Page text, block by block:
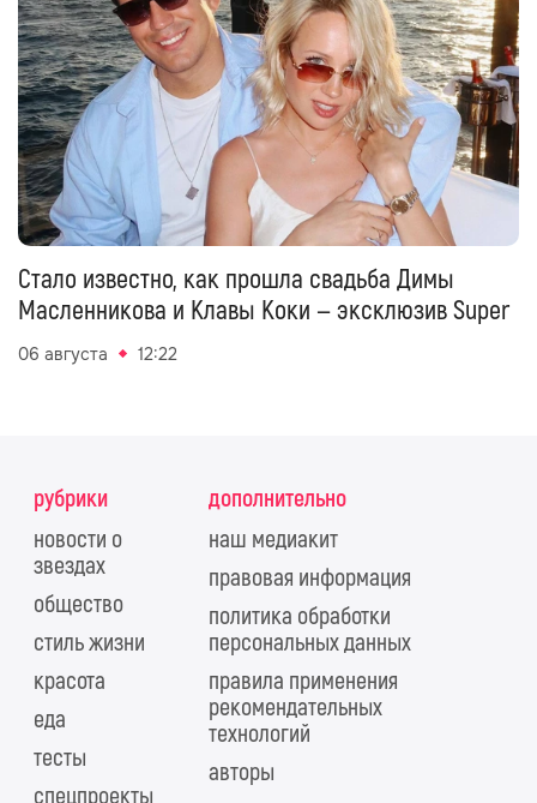
Стало известно, как прошла свадьба Димы
Масленникова и Клавы Коки — эксклюзив Super
06 августа 12:22
рубрики
новости о
звездах
общество
стиль жизни
красота
еда
тесты
спецпроекты
дополнительно
наш медиакит
правовая информация
политика обработки
персональных данных
правила применения
рекомендательных
технологий
авторы